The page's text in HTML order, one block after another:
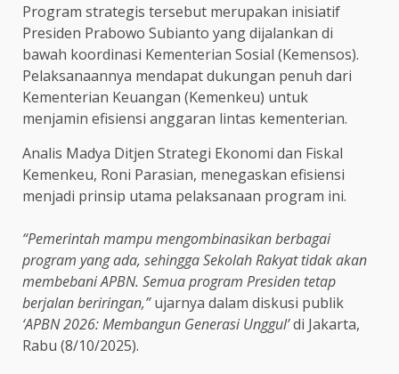
Program strategis tersebut merupakan inisiatif
Presiden Prabowo Subianto yang dijalankan di
bawah koordinasi Kementerian Sosial (Kemensos).
Pelaksanaannya mendapat dukungan penuh dari
Kementerian Keuangan (Kemenkeu) untuk
menjamin efisiensi anggaran lintas kementerian.
Analis Madya Ditjen Strategi Ekonomi dan Fiskal
Kemenkeu, Roni Parasian, menegaskan efisiensi
menjadi prinsip utama pelaksanaan program ini.
“Pemerintah mampu mengombinasikan berbagai
program yang ada, sehingga Sekolah Rakyat tidak akan
membebani APBN. Semua program Presiden tetap
berjalan beriringan,”ujarnya dalam diskusi publik
‘APBN 2026: Membangun Generasi Unggul’di Jakarta,
Rabu (8/10/2025).